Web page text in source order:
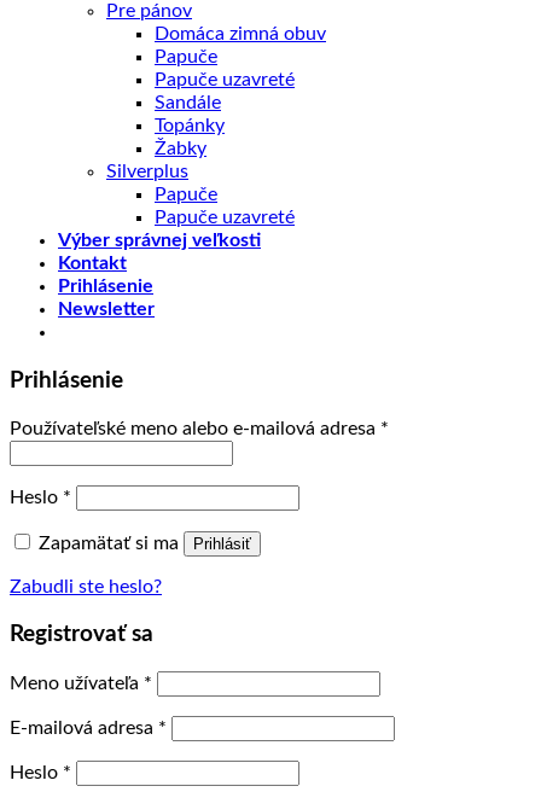
Pre pánov
Domáca zimná obuv
Papuče
Papuče uzavreté
Sandále
Topánky
Žabky
Silverplus
Papuče
Papuče uzavreté
Výber správnej veľkosti
Kontakt
Prihlásenie
Newsletter
Prihlásenie
Používateľské meno alebo e-mailová adresa *
Heslo *
Zapamätať si ma Prihlásiť
Zabudli ste heslo?
Registrovať sa
Meno užívateľa *
E-mailová adresa *
Heslo *